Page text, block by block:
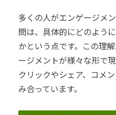
多くの人がエンゲージメ
問は、具体的にどのよう
かという点です。この理
ージメントが様々な形で
クリックやシェア、コメ
み合っています。